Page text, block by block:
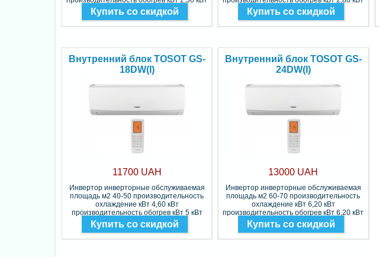
Фреон R-410A
Купить со скидкой
Фреон R-410A
Купить со скидкой
Внутренний блок TOSOT GS-
18DW(I)
11700 UAH
Инвертор инверторные обслуживаемая
площадь м2 40-50 производительность
охлаждение кВт 4,60 кВт
производительность обогрев кВт 5 кВт
Фреон R-410A
Купить со скидкой
Внутренний блок TOSOT GS-
24DW(I)
13000 UAH
Инвертор инверторные обслуживаемая
площадь м2 60-70 производительность
охлаждение кВт 6,20 кВт
производительность обогрев кВт 6,20 кВт
Фреон R-410A
Купить со скидкой